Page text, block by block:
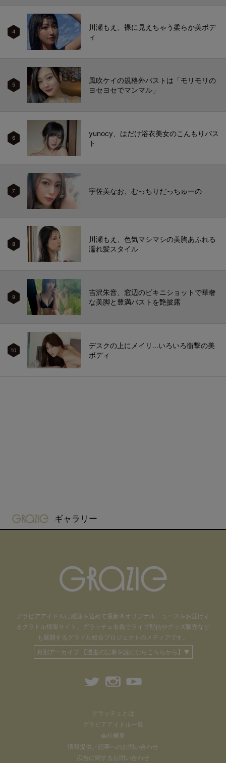
4
川瀬もえ、裸に見えちゃう柔らか美ボデ
ィ
5
風吹ケイの規格外バストは「モリモリの
ヨセヨセでマンマル」
6
yunocy、はだけ浴衣美女のこんもりバス
ト
7 宇佐美なお、むっちりだっちゅーの
8
川瀬もえ、色気マシマシの美胸あふれる
濡れ髪スタイル
9
吉沢朱音、窓辺のビキニショットで華奢
な美脚と豊満バストを艶披露
10
デスクの上にメイリ…いろいろ衝撃の美
ボディ
gravure-grazie
ギャラリー
グラビアアイドルに感謝を込めて 最新＆オリジナルニュースをお届けす
るグラドル情報サイト。
グラッチェ名義でライブ配信や グッズ販売など
も 展開するグラドル総合プロジェクトのメディアです。
月別アーカイブ 【過去の記事を読むならこちらから】▼
グラッチェとは
グラビアアイドル一覧
会社概要
情報提供／記事へのお問い合わせ
広告に関するお問い合わせ